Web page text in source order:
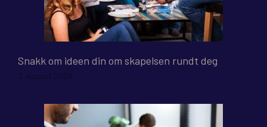
Snakk om ideen din om skapelsen rundt deg
7. august 2026